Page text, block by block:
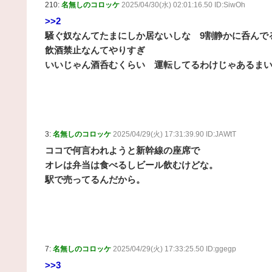
210: 名無しのコロッケ 2025/04/30(水) 02:01:16.50 ID:SiwOh
>>2
騒ぐ奴なんてたまにしか居ないしな 9割静かに呑んで
飲酒禁止なんてやりすぎ
いいじゃん酒呑むくらい 運転してるわけじゃあるま
3: 名無しのコロッケ 2025/04/29(火) 17:31:39.90 ID:JAWtT
ココで何言われようと新幹線の座席で
オレは弁当は食べるしビール飲むけどな。
駅で売ってるんだから。
7: 名無しのコロッケ 2025/04/29(火) 17:33:25.50 ID:ggegp
>>3